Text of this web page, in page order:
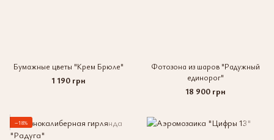
Бумажные цветы "Крем Брюле"
1 190 грн
Фотозона из шаров "Радужный
единорог"
18 900 грн
−18%